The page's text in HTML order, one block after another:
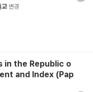
변경
in the Republic o
and Index (Pap